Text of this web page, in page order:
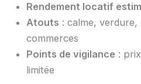
Rendement locatif
Atouts : calme,
commerces
Points de vigilance :
limitée